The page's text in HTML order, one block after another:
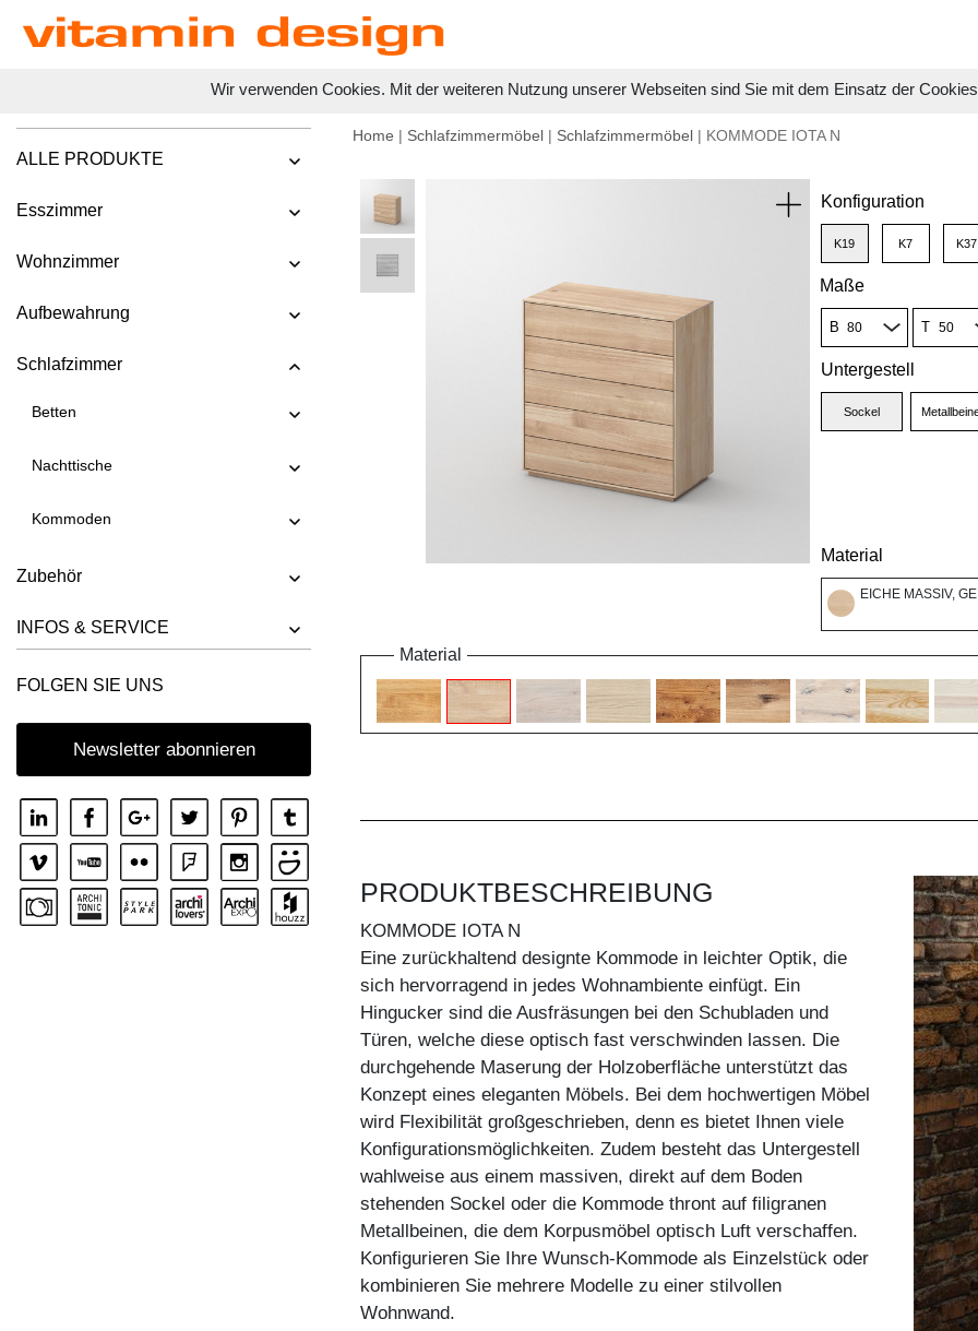
Wir verwenden Cookies. Mit der weiteren Nutzung unserer Webseiten sind Sie mit dem Einsatz der
ALLE PRODUKTE
Esszimmer
Wohnzimmer
Aufbewahrung
Schlafzimmer
Betten
Nachttische
Kommoden
Zubehör
INFOS & SERVICE
FOLGEN SIE UNS
Newsletter abonnieren
Home | Schlafzimmermöbel | Schlafzimmermöbel | KOMMODE IOTA N
Konfiguration
K19 K7 K37
Maße
B T
Untergestell
Sockel
Material
EICHE MASSIV,
Material
PRODUKTBESCHREIBUNG
KOMMODE IOTA N
Eine zurückhaltend designte Kommode in leichter Optik, die
sich hervorragend in jedes Wohnambiente einfügt. Ein
Hingucker sind die Ausfräsungen bei den Schubladen und
Türen, welche diese optisch fast verschwinden lassen. Die
durchgehende Maserung der Holzoberfläche unterstützt das
Konzept eines eleganten Möbels. Bei dem hochwertigen Möbel
wird Flexibilität großgeschrieben, denn es bietet Ihnen viele
Konfigurationsmöglichkeiten. Zudem besteht das Untergestell
wahlweise aus einem massiven, direkt auf dem Boden
stehenden Sockel oder die Kommode thront auf filigranen
Metallbeinen, die dem Korpusmöbel optisch Luft verschaffen.
Konfigurieren Sie Ihre Wunsch-Kommode als Einzelstück oder
kombinieren Sie mehrere Modelle zu einer stilvollen
Wohnwand.